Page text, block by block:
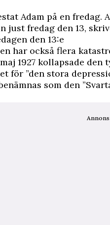
Adam på en
just fredag den 13,
den 13:e
har också flera
1927 kollapsade
för ”den stora
som den
Annons